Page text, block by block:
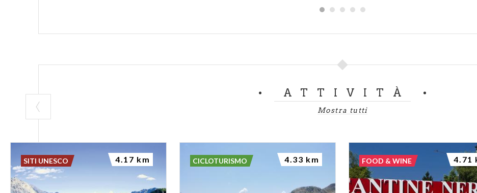
ATTIVITÀ
Mostra tutti
SITI UNESCO 4.17 km CICLOTURISMO 4.33 km FOOD & WINE 4.71